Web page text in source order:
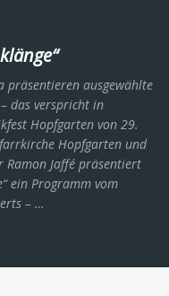
präsentieren ausgewählte
das verspricht in
Hopfgarten von 29.
Hopfgarten und
Ramon Jaffé präsentiert
ein Programm vom
­– …